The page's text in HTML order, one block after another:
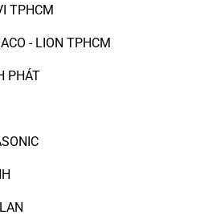
TPHCM
- LION TPHCM
PHÁT